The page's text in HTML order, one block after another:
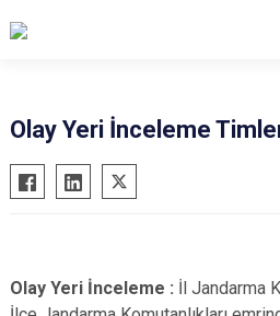
Olay Yeri İnceleme
Olay Yeri İnceleme : İl Jandarma